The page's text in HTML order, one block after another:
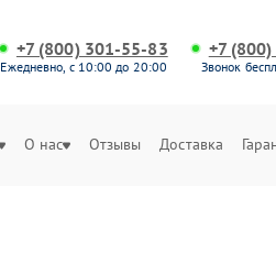
+7 (800) 301-55-83
Ежедневно, с 10:00 до 20:00
+7
Звонок
О нас Отзывы Доставка